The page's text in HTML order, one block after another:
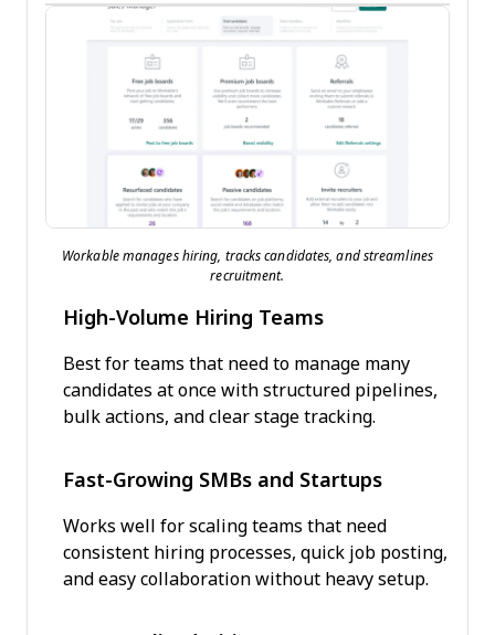
Workable manages hiring, tracks candidates, and streamlines
recruitment.
High-Volume Hiring Teams
Best for teams that need to manage many
candidates at once with structured pipelines,
bulk actions, and clear stage tracking.
Fast-Growing SMBs and Startups
Works well for scaling teams that need
consistent hiring processes, quick job posting,
and easy collaboration without heavy setup.